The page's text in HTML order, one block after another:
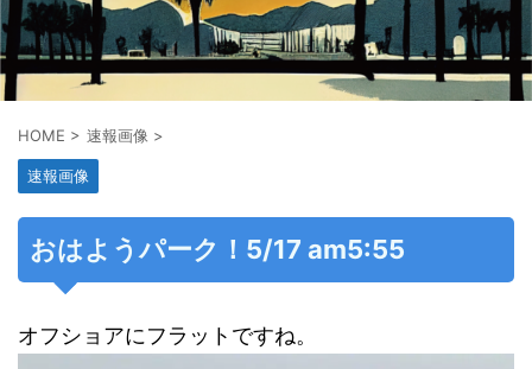
HOME > 速報画像 >
速報画像
おはようパーク！5/17 am5:55
オフショアにフラットですね。